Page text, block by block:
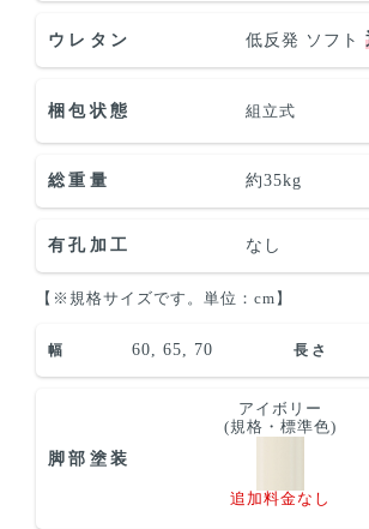
ウレタン 低反発 ソフト
梱包状態 組立式
総重量 約35kg
有孔加工 なし
【※規格サイズです。単位：cm】
幅 60, 65, 70 長さ
脚部塗装
アイボリー
(規格・標準色)
追加料金なし